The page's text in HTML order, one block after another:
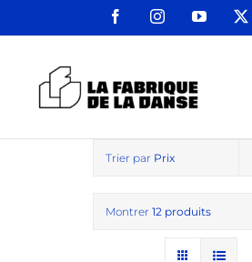
FacebookInstagramYouTube
Trier par Prix
Montrer 12 produits